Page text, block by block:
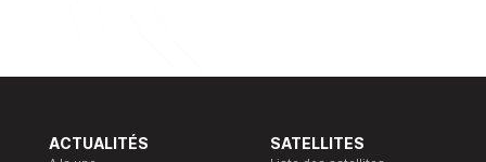
ACTUALITÉS SATELLITES